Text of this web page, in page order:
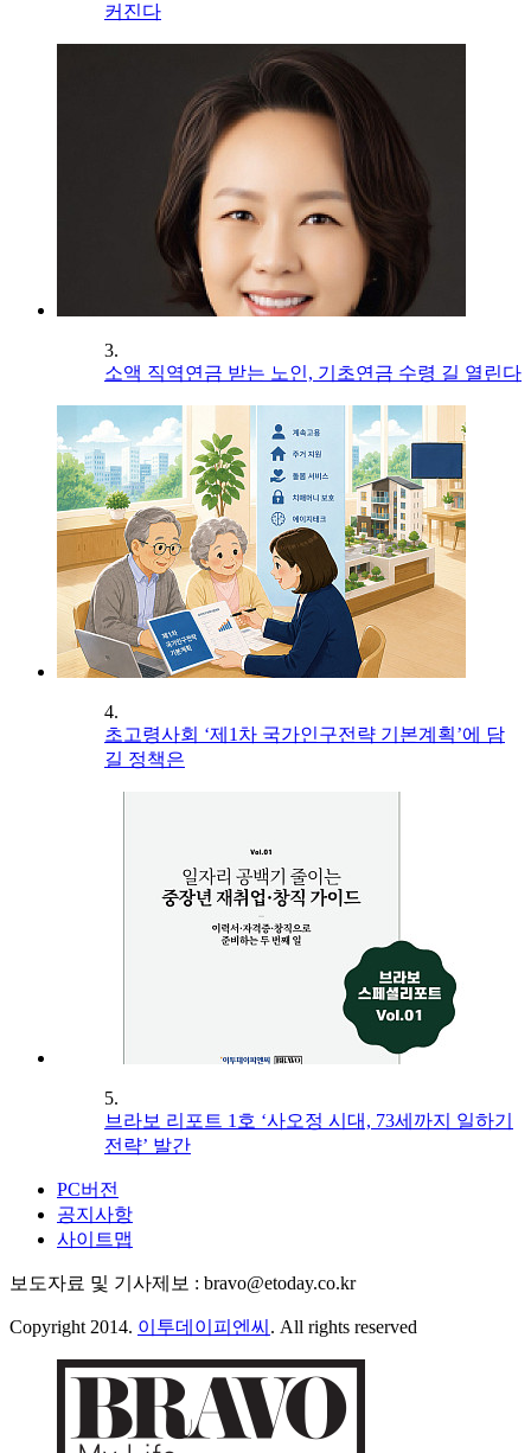
커진다
3.
소액 직역연금 받는 노인, 기초연금 수령 길 열린다
4.
초고령사회 ‘제1차 국가인구전략 기본계획’에 담
길 정책은
5.
브라보 리포트 1호 ‘사오정 시대, 73세까지 일하기
전략’ 발간
PC버전
공지사항
사이트맵
보도자료 및 기사제보 : bravo@etoday.co.kr
Copyright 2014. 이투데이피엔씨 . All rights reserved